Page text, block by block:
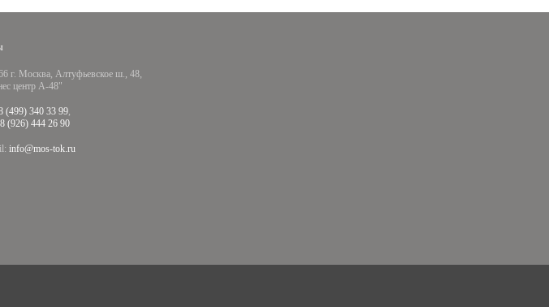
г. Москва, Алтуфьевское ш., 48,
центр А-48"
(499) 340 33 99,
8 (926) 444 26 90
info@mos-tok.ru